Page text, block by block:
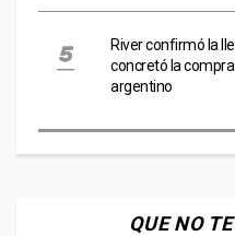
River confirmó la
concretó la
argentino
QUE NO